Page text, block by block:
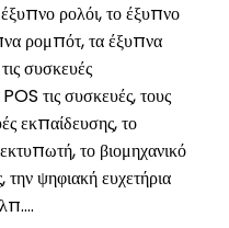
ρολόι, το έξυπνο
ρομπότ, τα έξυπνα
συσκευές
τις συσκευές, τους
εκπαίδευσης, το
το βιομηχανικό
την ψηφιακή ευχετήρια